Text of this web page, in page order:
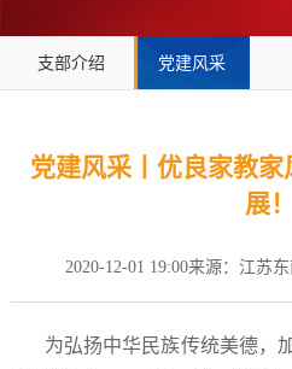
支部介绍 党建风采
党建风采丨优良家教
展！
2020-12-01 19:00来源：江苏
为弘扬中华民族传统美德，